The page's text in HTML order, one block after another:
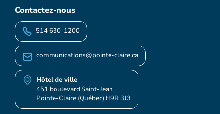
Contactez-nous
514 630-1200
communications@pointe-claire.ca
Hôtel de ville
451 boulevard Saint-Jean
Pointe-Claire (Québec) H9R 3J3